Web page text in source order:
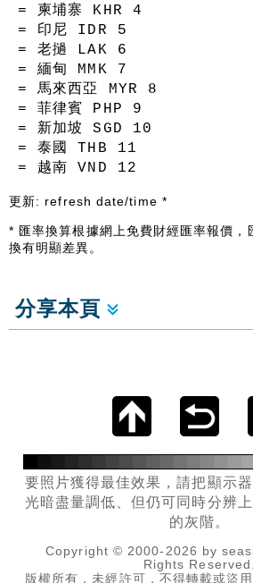
= 柬埔寨 KHR 4
= 印尼 IDR 5
= 老撾 LAK 6
= 緬甸 MMK 7
= 馬來西亞 MYR 8
= 菲律賓 PHP 9
= 新加坡 SGD 10
= 泰國 THB 11
= 越南 VND 12
更新: refresh date/time *
* 匯率換算根據網上免費財經匯率報價，
換有明顯差異。
分享本頁
要照片獲得最佳效果，請把顯示
光暗盡量調低、但仍可同時分辨
的灰階。
Copyright © 2000-2026 by
Rights Reserved.
版權所有，未經許可，不得轉載或盜